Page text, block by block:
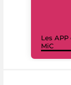
Les APP
MiC